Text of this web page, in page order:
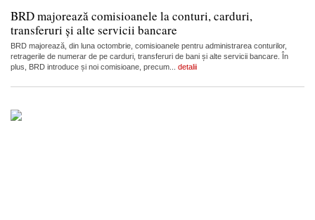
BRD majorează comisioanele la conturi, carduri,
transferuri și alte servicii bancare
BRD majorează, din luna octombrie, comisioanele pentru administrarea conturilor,
retragerile de numerar de pe carduri, transferuri de bani și alte servicii bancare. În
plus, BRD introduce și noi comisioane, precum... detalii